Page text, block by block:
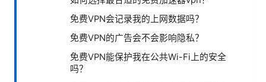
免费VPN会记录我的上网数据吗？
免费VPN的广告会不会影响隐私？
免费VPN能保护我在公共Wi-Fi上的安全
吗？